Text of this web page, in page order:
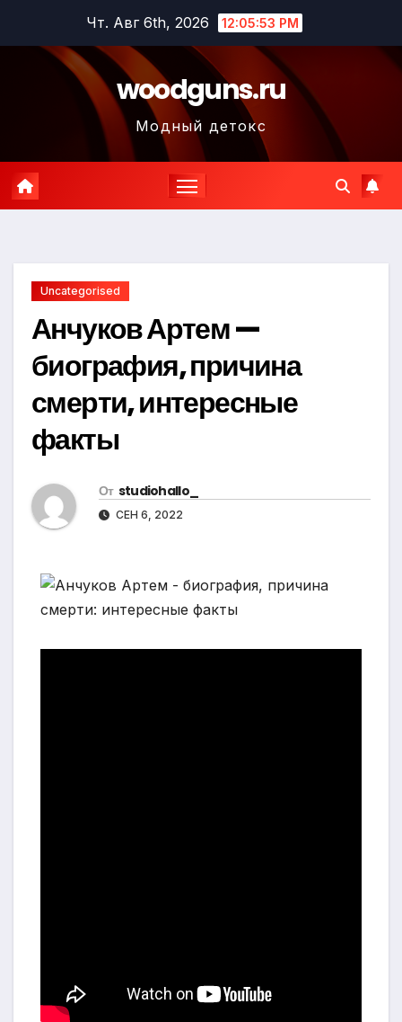
содержимому
Чт. Авг 6th, 2026 12:05:54 PM
woodguns.ru
Модный детокс
Uncategorised
Анчуков Артем —
биография, причина
смерти, интересные
факты
От studiohallo_
СЕН 6, 2022